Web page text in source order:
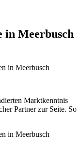
in Meerbusch
Marktkenntnis
Partner zur Seite. So